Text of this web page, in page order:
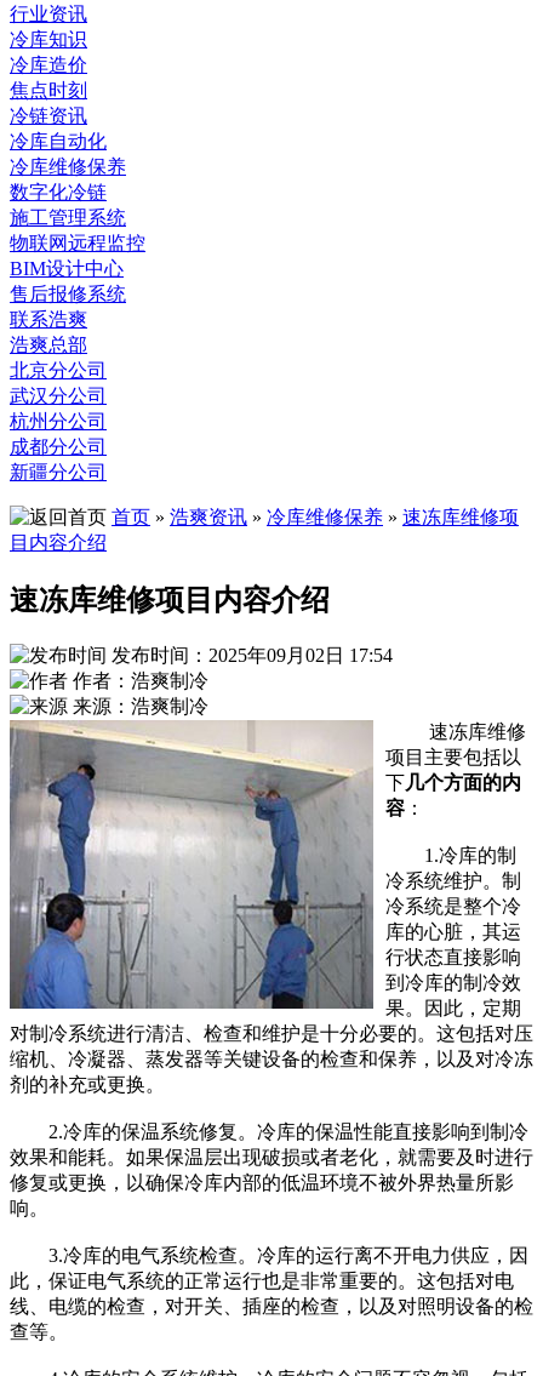
行业资讯
冷库知识
冷库造价
焦点时刻
冷链资讯
冷库自动化
冷库维修保养
数字化冷链
施工管理系统
物联网远程监控
BIM设计中心
售后报修系统
联系浩爽
浩爽总部
北京分公司
武汉分公司
杭州分公司
成都分公司
新疆分公司
首页 » 浩爽资讯 » 冷库维修保养 » 速冻库维修项
目内容介绍
速冻库维修项目内容介绍
发布时间：2025年09月02日 17:54
作者：浩爽制冷
来源：浩爽制冷
速冻库维修
项目主要包括以
下几个方面的内
容 ：
1.冷库的制
冷系统维护。制
冷系统是整个冷
库的心脏，其运
行状态直接影响
到冷库的制冷效
果。因此，定期
对制冷系统进行清洁、检查和维护是十分必要的。这包括对压
缩机、冷凝器、蒸发器等关键设备的检查和保养，以及对冷冻
剂的补充或更换。
2.冷库的保温系统修复。冷库的保温性能直接影响到制冷
效果和能耗。如果保温层出现破损或者老化，就需要及时进行
修复或更换，以确保冷库内部的低温环境不被外界热量所影
响。
3.冷库的电气系统检查。冷库的运行离不开电力供应，因
此，保证电气系统的正常运行也是非常重要的。这包括对电
线、电缆的检查，对开关、插座的检查，以及对照明设备的检
查等。